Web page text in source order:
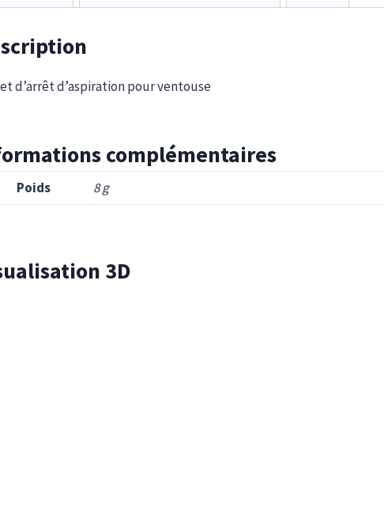
d’arrêt d’aspiration pour ventouse
complémentaires
Poids 8 g
3D